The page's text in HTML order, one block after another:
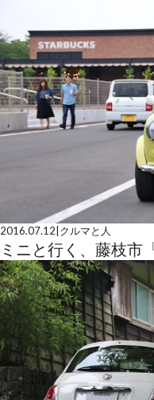
2016.07.12 クルマと人
ミニと行く、藤枝市